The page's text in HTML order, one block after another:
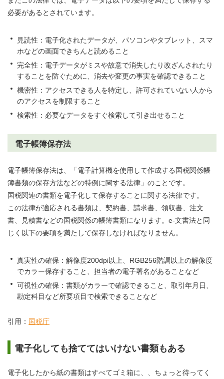
必要があるとされています。
見読性：電子化されたデータが、パソコンやタブレット、スマ
ホなどの画面できちんと読めること
完全性：電子データがミスや故意で消失したり改ざんされたり
することを防ぐために、消去や変更の事実を確認できること
機密性：アクセスできる人を特定し、許可されていない人から
のアクセスを制限すること
検索性：必要なデータをすぐ検索して引き出せること
電子帳簿保存法
電子帳簿保存法は、「電子計算機を使用して作成する国税関係帳
簿書類の保存方法などの特例に関する法律」のことです。
国税関連の書類を電子化して保存することに関する法律です。
この法律が適応される書類は、契約書、請求書、領収書、注文
書、見積書などの国税関係の帳簿書類になります。e-文書法と同
じく以下の要項を満たして保存しなければなりません。
真実性の確保：解像度200dpi以上、RGB256階調以上の解像度
でカラー保存すること、担当者の電子署名があることなど
可視性の確保：書類がカラーで確認できること、取引年月日、
勘定科目など所要項目で検索できることなど
引用： 国税庁
電子化しても捨ててはいけない書類もある
電子化したから紙の書類はすべてゴミ箱に、、ちょっと待ってく